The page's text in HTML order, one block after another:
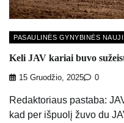
PASAULINĖS GYNYBINĖS
Keli JAV kariai buvo
15 Gruodžio, 2025 0
Redaktoriaus pastaba:
kad per išpuolį žuvo du